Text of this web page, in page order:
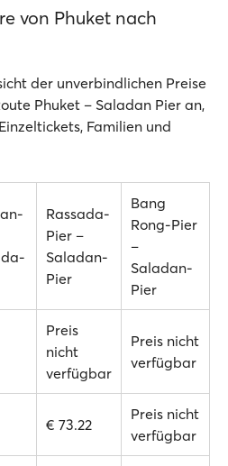
von Phuket nach
der unverbindlichen Preise
Phuket – Saladan Pier an,
Familien und
Rassada-
Pier –
Saladan-
Pier
Bang
Rong-Pier
–
Saladan-
Pier
Preis
nicht
verfügbar
Preis nicht
verfügbar
€ 73.22
Preis nicht
verfügbar